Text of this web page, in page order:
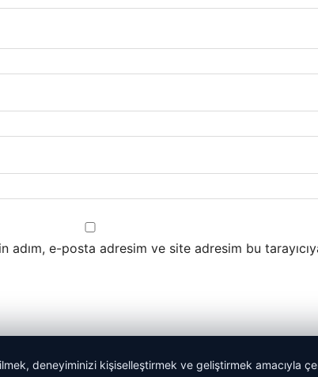
adım, e-posta adresim ve site adresim bu
Trend Gazete, güncel haberler
deneyiminizi kişiselleştirmek ve geliştirmek amacıyla